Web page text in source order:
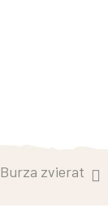
Burza zvierat